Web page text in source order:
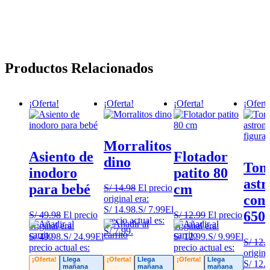
Productos Relacionados
¡Oferta!
Llega
mañana
¡Oferta!
Asiento de
inodoro
para bebé
S/49.98 El precio
original era:
S/ 49.98.S/24.99El
precio actual es:
S/ 24.99.
¡Oferta!
Llega
mañana
¡Oferta!
Morralitos
dino
S/14.98 El precio
original era:
S/ 14.98.S/7.99El
precio actual es:
S/ 7.99.
¡Oferta!
Llega
mañana
¡Oferta!
Flotador
patito 80
cm
S/12.99 El precio
original era:
S/ 12.99.S/9.99El
precio actual es:
S/ 9.99.
con
S/
S/